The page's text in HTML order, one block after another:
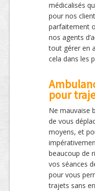
médicalisés
pour nos
parfaitement
nos agents
tout gérer en
cela dans les
pour
Ne mauvaise
de vous
moyens, et
beaucoup de
vos séances
pour vous
trajets sans